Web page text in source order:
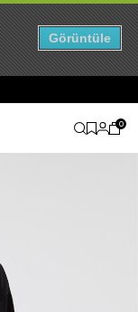
0
Görüntüle